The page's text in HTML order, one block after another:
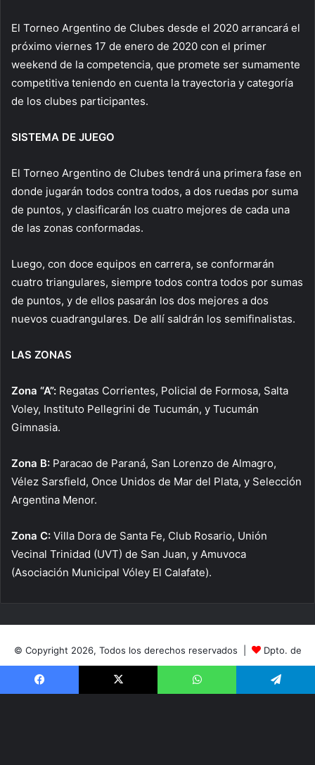
El Torneo Argentino de Clubes desde el 2020 arrancará el
próximo viernes 17 de enero de 2020 con el primer
weekend de la competencia, que promete ser sumamente
competitiva teniendo en cuenta la trayectoria y categoría
de los clubes participantes.
SISTEMA DE JUEGO
El Torneo Argentino de Clubes tendrá una primera fase en
donde jugarán todos contra todos, a dos ruedas por suma
de puntos, y clasificarán los cuatro mejores de cada una
de las zonas conformadas.
Luego, con doce equipos en carrera, se conformarán
cuatro triangulares, siempre todos contra todos por sumas
de puntos, y de ellos pasarán los dos mejores a dos
nuevos cuadrangulares. De allí saldrán los semifinalistas.
LAS ZONAS
Zona “A”: Regatas Corrientes, Policial de Formosa, Salta
Voley, Instituto Pellegrini de Tucumán, y Tucumán
Gimnasia.
Zona B: Paracao de Paraná, San Lorenzo de Almagro,
Vélez Sarsfield, Once Unidos de Mar del Plata, y Selección
Argentina Menor.
Zona C: Villa Dora de Santa Fe, Club Rosario, Unión
Vecinal Trinidad (UVT) de San Juan, y Amuvoca
(Asociación Municipal Vóley El Calafate).
© Copyright 2026, Todos los derechos reservados |
Dpto. de
|Club de Regatas Corrientes
Facebook X WhatsApp Telegram